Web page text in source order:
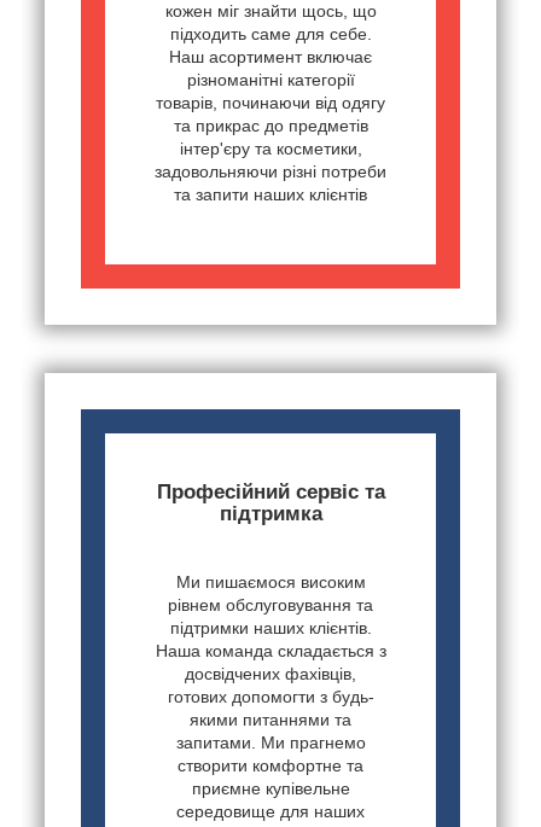
кожен міг знайти щось, що
підходить саме для себе.
Наш асортимент включає
різноманітні категорії
товарів, починаючи від одягу
та прикрас до предметів
інтер'єру та косметики,
задовольняючи різні потреби
та запити наших клієнтів
Професійний сервіс та
підтримка
Ми пишаємося високим
рівнем обслуговування та
підтримки наших клієнтів.
Наша команда складається з
досвідчених фахівців,
готових допомогти з будь-
якими питаннями та
запитами. Ми прагнемо
створити комфортне та
приємне купівельне
середовище для наших